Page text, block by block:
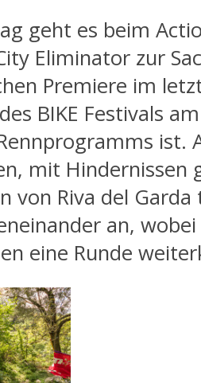
geht es beim
Eliminator zur
Premiere im
BIKE Festivals
ist.
mit Hindernissen
von Riva del
an,
eine Runde